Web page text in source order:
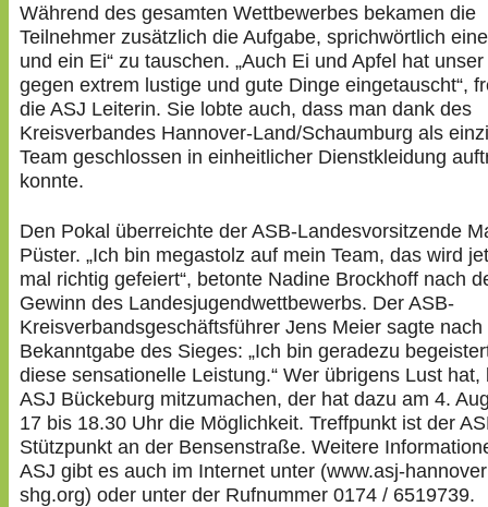
Während des gesamten Wettbewerbes bekamen die
Teilnehmer zusätzlich die Aufgabe, sprichwörtlich
und ein Ei“ zu tauschen. „Auch Ei und Apfel hat unser
gegen extrem lustige und gute Dinge eingetauscht“,
die ASJ Leiterin. Sie lobte auch, dass man dank des
Kreisverbandes Hannover-Land/Schaumburg als
Team geschlossen in einheitlicher Dienstkleidung
konnte.
Den Pokal überreichte der ASB-Landesvorsitzende
Püster. „Ich bin megastolz auf mein Team, das wird
mal richtig gefeiert“, betonte Nadine Brockhoff nach
Gewinn des Landesjugendwettbewerbs. Der ASB-
Kreisverbandsgeschäftsführer Jens Meier sagte nach
Bekanntgabe des Sieges: „Ich bin geradezu
diese sensationelle Leistung.“ Wer übrigens Lust hat,
ASJ Bückeburg mitzumachen, der hat dazu am 4.
17 bis 18.30 Uhr die Möglichkeit. Treffpunkt ist der
Stützpunkt an der Bensenstraße. Weitere
ASJ gibt es auch im Internet unter (www.asj-
shg.org) oder unter der Rufnummer 0174 / 6519739.